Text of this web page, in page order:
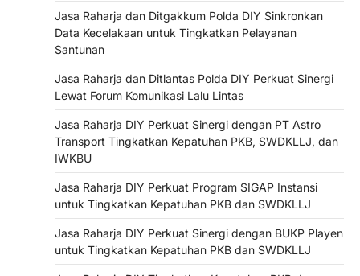
Jasa Raharja dan Ditgakkum Polda DIY Sinkronkan
Data Kecelakaan untuk Tingkatkan Pelayanan
Santunan
Jasa Raharja dan Ditlantas Polda DIY Perkuat Sinergi
Lewat Forum Komunikasi Lalu Lintas
Jasa Raharja DIY Perkuat Sinergi dengan PT Astro
Transport Tingkatkan Kepatuhan PKB, SWDKLLJ, dan
IWKBU
Jasa Raharja DIY Perkuat Program SIGAP Instansi
untuk Tingkatkan Kepatuhan PKB dan SWDKLLJ
Jasa Raharja DIY Perkuat Sinergi dengan BUKP Playen
untuk Tingkatkan Kepatuhan PKB dan SWDKLLJ